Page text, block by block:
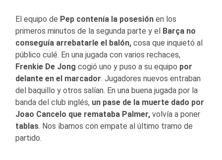
El equipo de Pep contenía la posesión en los
primeros minutos de la segunda parte y el Barça no
conseguía arrebatarle el balón, cosa que inquietó al
público culé. En una jugada con varios rechaces,
Frenkie De Jong cogió uno y puso a su equipo por
delante en el marcador. Jugadores nuevos entraban
del baquillo y otros salían. En una buena jugada por la
banda del club inglés, un pase de la muerte dado por
Joao Cancelo que remataba Palmer, volvía a poner
tablas. Nos íbamos con empate al último tramo de
partido.